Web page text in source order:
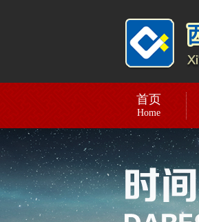
首页
Home